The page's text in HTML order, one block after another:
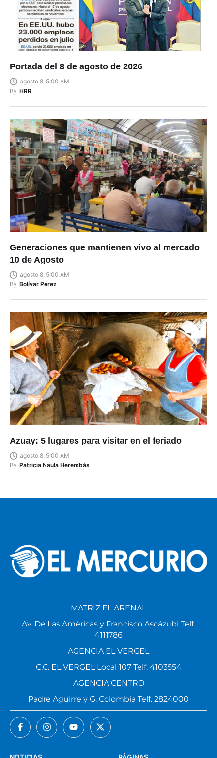
Portada del 8 de agosto de 2026
agosto 8, 5:00 AM
By HRR
Generaciones que mantienen vivo al mercado
10 de Agosto
agosto 8, 5:00 AM
By Bolívar Pérez
Azuay: 5 lugares para visitar en el feriado
agosto 8, 5:00 AM
By Patricia Naula Herembás
MATRIZ EL ARENAL
Av. De Las Américas y Francisco Ascázubi Telf.
4111786
AGENCIA EL VERGEL
C.C. EL VERGEL Local 107 Telf. 4103554
AGENCIA CENTRO
Padre Aguirre y G. Colombia Telf. 2824000